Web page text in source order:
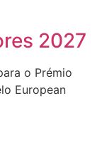
2027
o Prémio
European